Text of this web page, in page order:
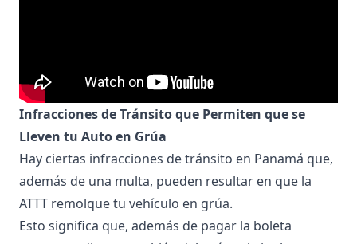
Infracciones de Tránsito que Permiten que se
Lleven tu Auto en Grúa
Hay ciertas infracciones de tránsito en Panamá que,
además de una multa, pueden resultar en que la
ATTT remolque tu vehículo en grúa.
Esto significa que, además de pagar la boleta